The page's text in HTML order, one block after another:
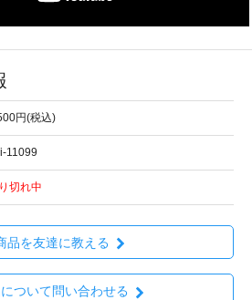
円(税込)
11099
切れ中
品を友達に教える
ついて問い合わせる